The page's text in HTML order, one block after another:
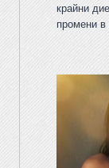
крайни
промени в